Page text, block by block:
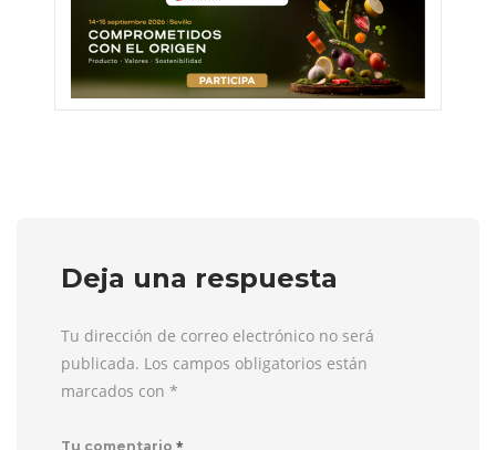
Deja una respuesta
Tu dirección de correo electrónico no será
publicada. Los campos obligatorios están
marcados con *
Tu comentario